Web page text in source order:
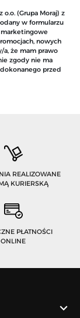
(Grupa Moraj) z
w formularzu
marketingowe
nowych
że mam prawo
zgody nie ma
przed
REALIZOWANE
KURIERSKĄ
PŁATNOŚCI
ONLINE
